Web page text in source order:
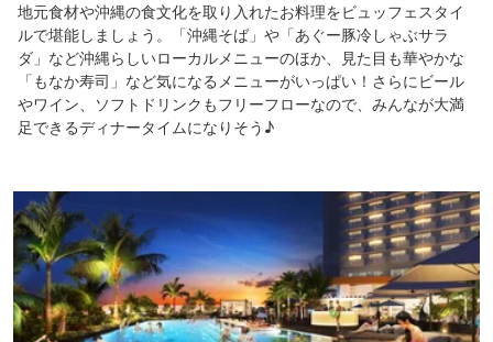
地元食材や沖縄の食文化を取り入れたお料理をビュッフェスタイ
ルで堪能しましょう。「沖縄そば」や「あぐー豚冷しゃぶサラ
ダ」など沖縄らしいローカルメニューのほか、見た目も華やかな
「もなか寿司」など気になるメニューがいっぱい！さらにビール
やワイン、ソフトドリンクもフリーフローなので、みんなが大満
足できるディナータイムになりそう♪